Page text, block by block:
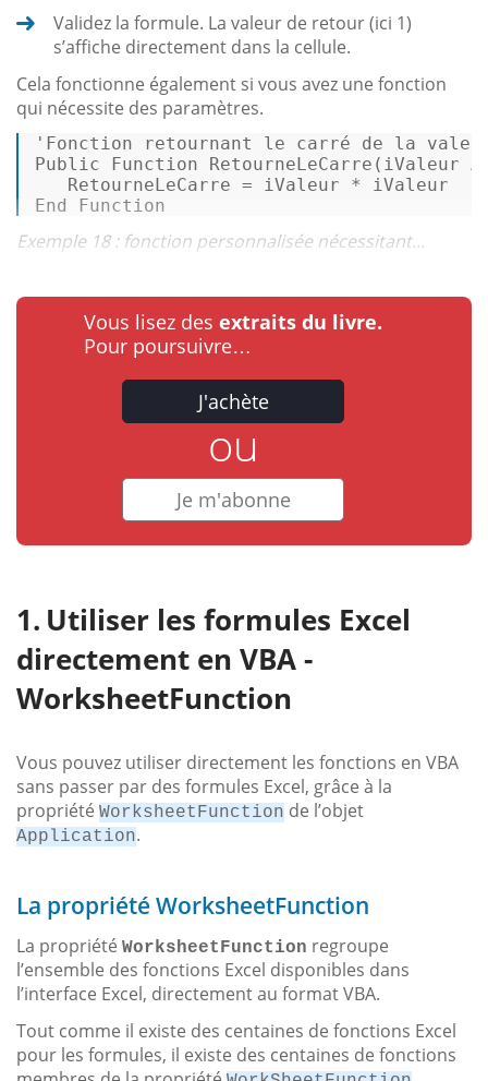
Validez la formule. La valeur de retour (ici 1)
s’affiche directement dans la cellule.
Cela fonctionne également si vous avez une fonction
qui nécessite des paramètres.
'Fonction retournant le carré de la
Public
Function RetourneLeCarre(iValeur
End
Function
Exemple 18 : fonction personnalisée nécessitant...
Vous lisez des extraits du livre.
Pour poursuivre…
J'achète
ou
Je m'abonne
Utiliser les formules Excel
directement en VBA -
WorksheetFunction
Vous pouvez utiliser directement les fonctions en VBA
sans passer par des formules Excel, grâce à la
propriété WorksheetFunction de l’objet
Application.
La propriété WorksheetFunction
La propriété WorksheetFunction regroupe
l’ensemble des fonctions Excel disponibles dans
l’interface Excel, directement au format VBA.
Tout comme il existe des centaines de fonctions Excel
pour les formules, il existe des centaines de fonctions